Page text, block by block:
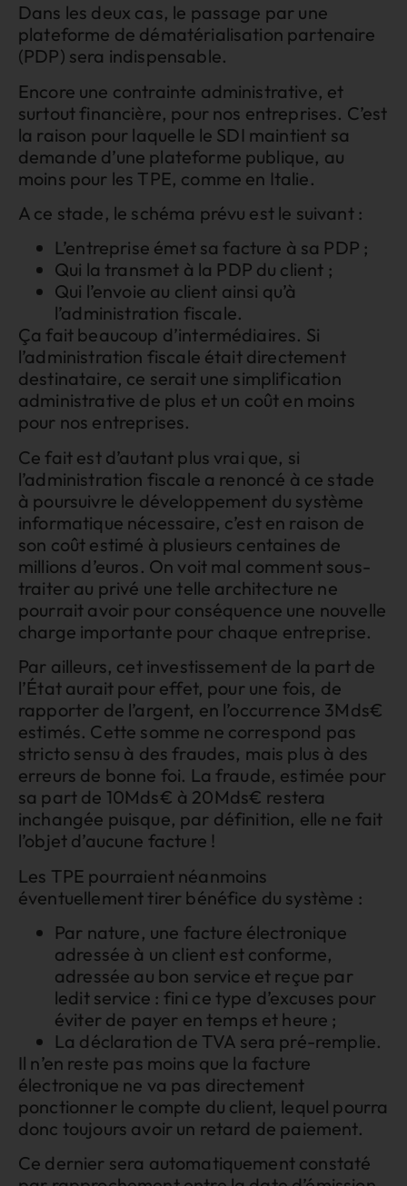
Dans les deux cas, le passage par une
plateforme de dématérialisation partenaire
(PDP) sera indispensable.
Encore une contrainte administrative, et
surtout financière, pour nos entreprises. C’est
la raison pour laquelle le SDI maintient sa
demande d’une plateforme publique, au
moins pour les TPE, comme en Italie.
A ce stade, le schéma prévu est le suivant :
L’entreprise émet sa facture à sa PDP ;
Qui la transmet à la PDP du client ;
Qui l’envoie au client ainsi qu’à
l’administration fiscale.
Ça fait beaucoup d’intermédiaires. Si
l’administration fiscale était directement
destinataire, ce serait une simplification
administrative de plus et un coût en moins
pour nos entreprises.
Ce fait est d’autant plus vrai que, si
l’administration fiscale a renoncé à ce stade
à poursuivre le développement du système
informatique nécessaire, c’est en raison de
son coût estimé à plusieurs centaines de
millions d’euros. On voit mal comment sous-
traiter au privé une telle architecture ne
pourrait avoir pour conséquence une nouvelle
charge importante pour chaque entreprise.
Par ailleurs, cet investissement de la part de
l’État aurait pour effet, pour une fois, de
rapporter de l’argent, en l’occurrence 3Mds€
estimés. Cette somme ne correspond pas
stricto sensu à des fraudes, mais plus à des
erreurs de bonne foi. La fraude, estimée pour
sa part de 10Mds€ à 20Mds€ restera
inchangée puisque, par définition, elle ne fait
l’objet d’aucune facture !
Les TPE pourraient néanmoins
éventuellement tirer bénéfice du système :
Par nature, une facture électronique
adressée à un client est conforme,
adressée au bon service et reçue par
ledit service : fini ce type d’excuses pour
éviter de payer en temps et heure ;
La déclaration de TVA sera pré-remplie.
Il n’en reste pas moins que la facture
électronique ne va pas directement
ponctionner le compte du client, lequel pourra
donc toujours avoir un retard de paiement.
Ce dernier sera automatiquement constaté